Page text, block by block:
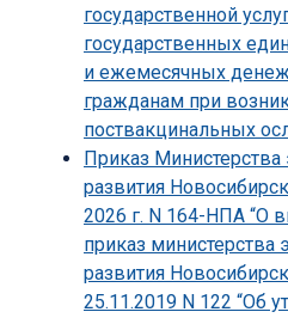
государственной
государственных
и ежемесячных
гражданам при
поствакцинальных
Приказ
развития
2026 г. N 164-НПА “О
приказ министерства
развития
25.11.2019 N 122 “Об